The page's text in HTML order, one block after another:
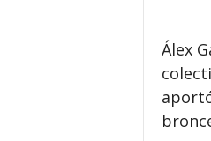
Álex